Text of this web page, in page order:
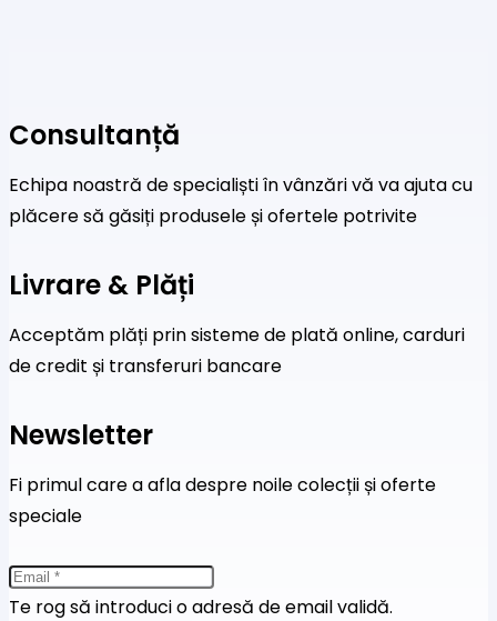
Consultanță
Echipa noastră de specialiști în vânzări vă va ajuta cu
plăcere să găsiți produsele și ofertele potrivite
Livrare & Plăți
Acceptăm plăți prin sisteme de plată online, carduri
de credit și transferuri bancare
Newsletter
Fi primul care a afla despre noile colecții și oferte
speciale
Te rog să introduci o adresă de email validă.